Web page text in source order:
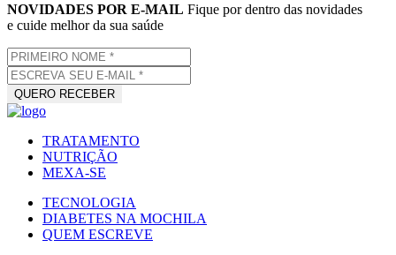
NOVIDADES POR E-MAIL Fique por dentro das novidades
e cuide melhor da sua saúde
TRATAMENTO
NUTRIÇÃO
MEXA-SE
TECNOLOGIA
DIABETES NA MOCHILA
QUEM ESCREVE